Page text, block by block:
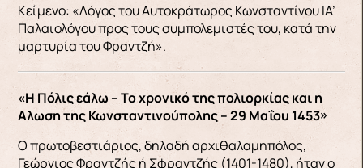
Κείμενο: «Λόγος του Αυτοκράτωρος Κωνσταντίνου ΙΑ’
Παλαιολόγου προς τους συμπολεμιστές του, κατά την
μαρτυρία του Φραντζή».
«Η Πόλις εάλω – Το χρονικό της πολιορκίας και η
Aλωση της Κωνσταντινούπολης – 29 Μαΐου 1453»
Ο πρωτοβεστιάριος, δηλαδή αρχιθαλαμηπόλος,
Γεώργιος Φραντζής ή Σφραντζής (1401-1480), ήταν ο